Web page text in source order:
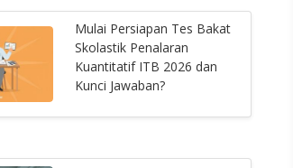
Mulai Persiapan Tes Bakat
Skolastik Penalaran
Kuantitatif ITB 2026 dan
Kunci Jawaban?